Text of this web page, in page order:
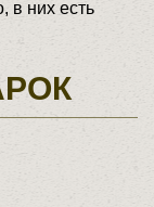
в них есть